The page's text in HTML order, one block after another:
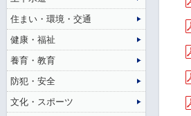
住まい・環境・交通
健康・福祉
養育・教育
防犯・安全
文化・スポーツ